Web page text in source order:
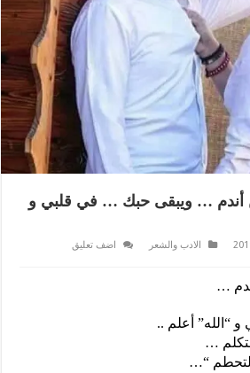
… ويبقى حبك … في قلبي و
الادب والشعر
اضف تعليق
…
“الله” أعلم ..
…
لتحطم “…